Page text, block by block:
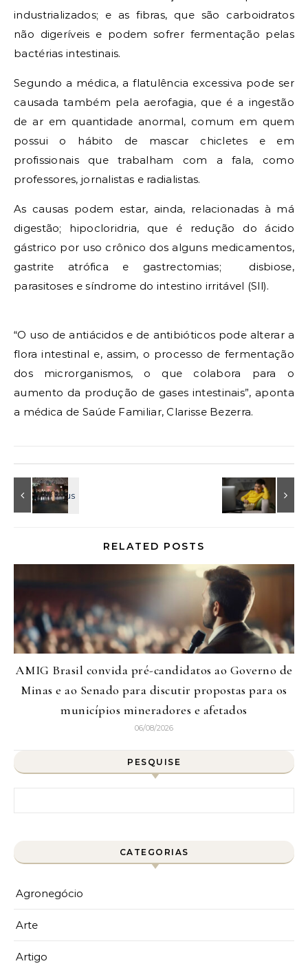
industrializados; e as fibras, que são carboidratos
não digeríveis e podem sofrer fermentação pelas
bactérias intestinais.
Segundo a médica, a flatulência excessiva pode ser
causada também pela aerofagia, que é a ingestão
de ar em quantidade anormal, comum em quem
possui o hábito de mascar chicletes e em
profissionais que trabalham com a fala, como
professores, jornalistas e radialistas.
As causas podem estar, ainda, relacionadas à má
digestão; hipocloridria, que é redução do ácido
gástrico por uso crônico dos alguns medicamentos,
gastrite atrófica e gastrectomias; disbiose,
parasitoses e síndrome do intestino irritável (Sll).
“O uso de antiácidos e de antibióticos pode alterar a
flora intestinal e, assim, o processo de fermentação
dos microrganismos, o que colabora para o
aumento da produção de gases intestinais”, aponta
a médica de Saúde Familiar, Clarisse Bezerra.
RELATED POSTS
AMIG Brasil convida pré-candidatos ao Governo de
Minas e ao Senado para discutir propostas para os
municípios mineradores e afetados
06/08/2026
PESQUISE
CATEGORIAS
Agronegócio
Arte
Artigo